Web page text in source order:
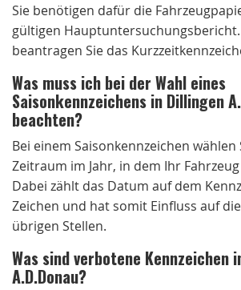
Sie benötigen dafür die
gültigen
beantragen Sie das
Was muss ich bei der Wahl eines
Saisonkennzeichens in Dillingen
beachten?
Bei einem Saisonkennzeichen wählen
Zeitraum im Jahr, in dem Ihr
Dabei zählt das Datum auf dem
Zeichen und hat somit Einfluss auf
übrigen Stellen.
Was sind verbotene Kennzeichen
A.D.Donau?